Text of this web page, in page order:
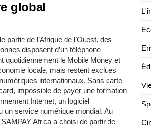
global
partie de l’Afrique de l’Ouest, des
disposent d’un téléphone
quotidiennement le Mobile Money et
locale, mais restent exclues
internationaux. Sans carte
impossible de payer une formation
Internet, un logiciel
un service numérique mondial. Au
Africa a choisi de partir de